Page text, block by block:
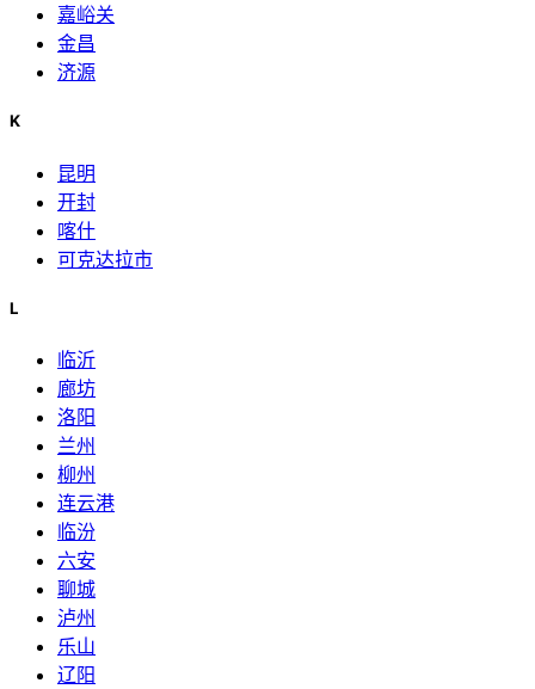
嘉峪关
金昌
济源
K
昆明
开封
喀什
可克达拉市
L
临沂
廊坊
洛阳
兰州
柳州
连云港
临汾
六安
聊城
泸州
乐山
辽阳